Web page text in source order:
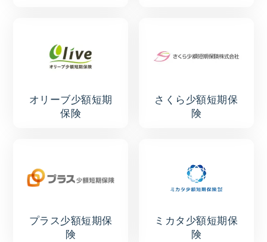
オリーブ少額短期
保険
さくら少額短期保
険
プラス少額短期保
険
ミカタ少額短期保
険